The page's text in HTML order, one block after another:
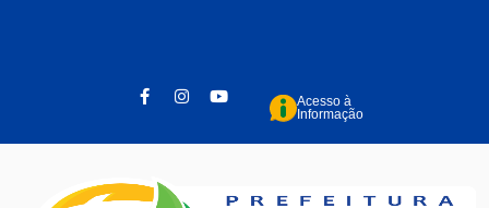
Acesso à
Informação